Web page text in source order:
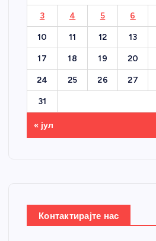
3 4 5 6
10 11 12 13
17 18 19 20
24 25 26 27
31
« јул
Контактирајте нас